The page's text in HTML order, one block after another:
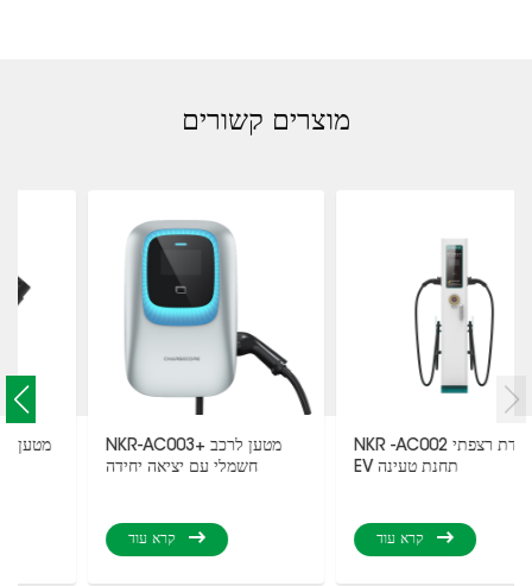
מוצרים קשורים
NKR-AC003+ מטען לרכב
חשמלי עם יציאה יחידה
NKR -AC002 עמדת רצפתי
EV תחנת טעינה